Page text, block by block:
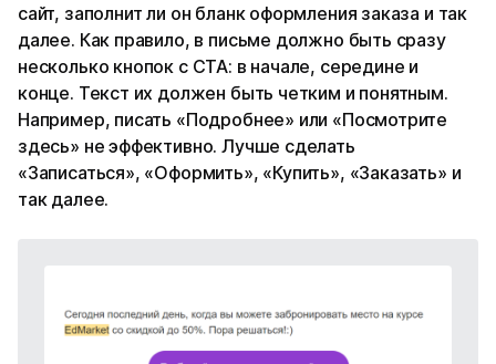
сайт, заполнит ли он бланк оформления заказа и так
далее. Как правило, в письме должно быть сразу
несколько кнопок с CTA: в начале, середине и
конце. Текст их должен быть четким и понятным.
Например, писать «Подробнее» или «Посмотрите
здесь» не эффективно. Лучше сделать
«Записаться», «Оформить», «Купить», «Заказать» и
так далее.